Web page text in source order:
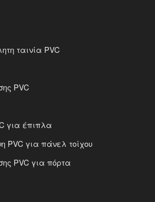
ταινία PVC
PVC
για έπιπλα
PVC για πάνελ τοίχου
PVC για πόρτα